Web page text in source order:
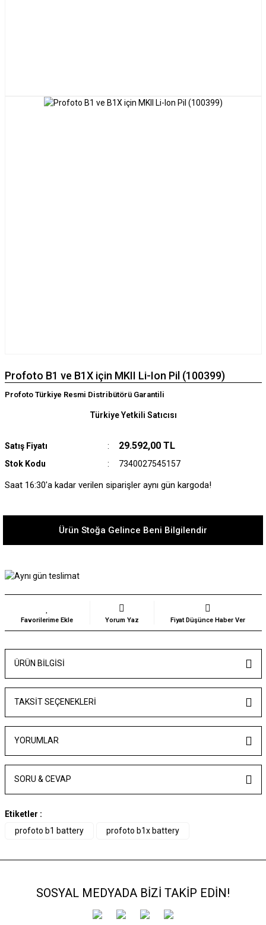
Profoto B1 ve B1X için MKII Li-Ion Pil (100399)
Profoto Türkiye Resmi Distribütörü Garantili
Satış Fiyatı 29.592,00 TL
Stok Kodu 7340027545157
Türkiye Yetkili Satıcısı
Saat 16:30'a kadar verilen siparişler aynı gün kargoda!
Ürün Stoğa Gelince Beni Bilgilendir
Yorum Yaz Fiyat Düşünce Haber Ver
ÜRÜN BILGISI
TAKSIT SEÇENEKLERI
YORUMLAR
SORU & CEVAP
Etiketler :
profoto b1 battery
profoto b1x battery
SOSYAL MEDYADA BİZİ TAKİP EDİN!